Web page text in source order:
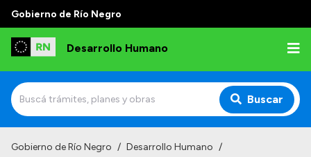
Gobierno de Río Negro
Desarrollo Humano
Buscar
Gobierno de Río Negro / Desarrollo Humano /